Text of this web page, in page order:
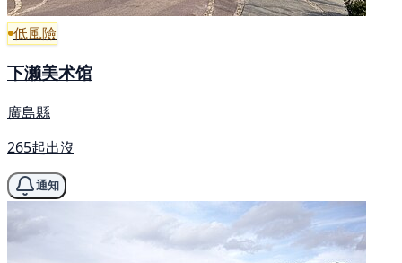
低風險
下濑美术馆
廣島縣
265起出沒
通知